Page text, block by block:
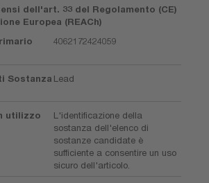
dell'art. 33 del Regolamento (CE)
Europea (REACh)
4062172424059
Sostanza Lead
utilizzo
L'identificazione della
sostanza dell'elenco di
sostanze candidate è
sufficiente a consentire un uso
sicuro dell'articolo.